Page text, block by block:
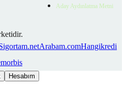
Aday Aydınlatma Metni
Arabam.comHangikredi
Hesabım